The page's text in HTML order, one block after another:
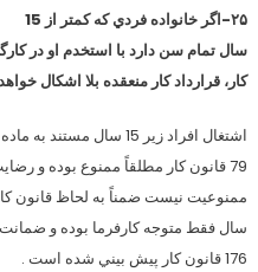
۲۵-اگر خانواده فردي كه كمتر از 15
سال تمام سن دارد با استخدم او در
كار، قرارداد كار منعقده بلا اشكال
اشتغال افراد زير 15 سال مستند به ماده
79 قانون كار مطلقاً ممنوع بوده و رضايت خانواده اين افراد نيز نافي اين
ممنوعيت نيست ضمناً به لحاظ قانون كار
سال فقط متوجه كارفرما بوده و
176 قانون كار پيش بيني شده است .